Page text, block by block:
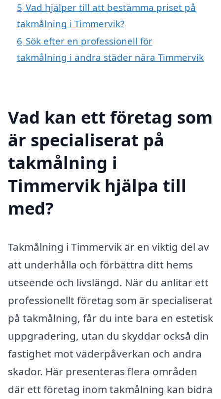
5 Vad hjälper till att bestämma priset på
takmålning i Timmervik?
6 Sök efter en professionell för
takmålning i andra städer nära Timmervik
Vad kan ett företag som
är specialiserat på
takmålning i
Timmervik hjälpa till
med?
Takmålning i Timmervik är en viktig del av
att underhålla och förbättra ditt hems
utseende och livslängd. När du anlitar ett
professionellt företag som är specialiserat
på takmålning, får du inte bara en estetisk
uppgradering, utan du skyddar också din
fastighet mot väderpåverkan och andra
skador. Här presenteras flera områden
där ett företag inom takmålning kan bidra